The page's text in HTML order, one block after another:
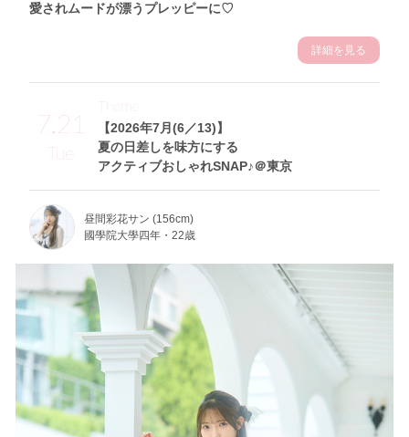
愛されムードが漂うプレッピーに♡
詳細を見る
7.21
Tue
【2026年7月(6／13)】
夏の日差しを味方にする
アクティブおしゃれSNAP♪＠東京
Theme
昼間彩花サン (156cm)
國學院大學四年・22歳